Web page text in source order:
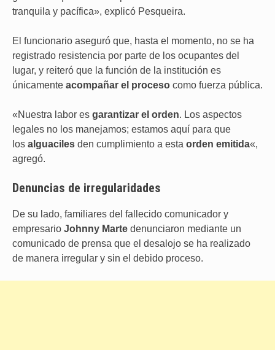
tranquila y pacífica», explicó Pesqueira.
El funcionario aseguró que, hasta el momento, no se ha
registrado resistencia por parte de los ocupantes del
lugar, y reiteró que la función de la institución es
únicamente acompañar el proceso como fuerza pública.
«Nuestra labor es garantizar el orden. Los aspectos
legales no los manejamos; estamos aquí para que
los alguaciles den cumplimiento a esta orden emitida«,
agregó.
Denuncias de irregularidades
De su lado, familiares del fallecido comunicador y
empresario Johnny Marte denunciaron mediante un
comunicado de prensa que el desalojo se ha realizado
de manera irregular y sin el debido proceso.